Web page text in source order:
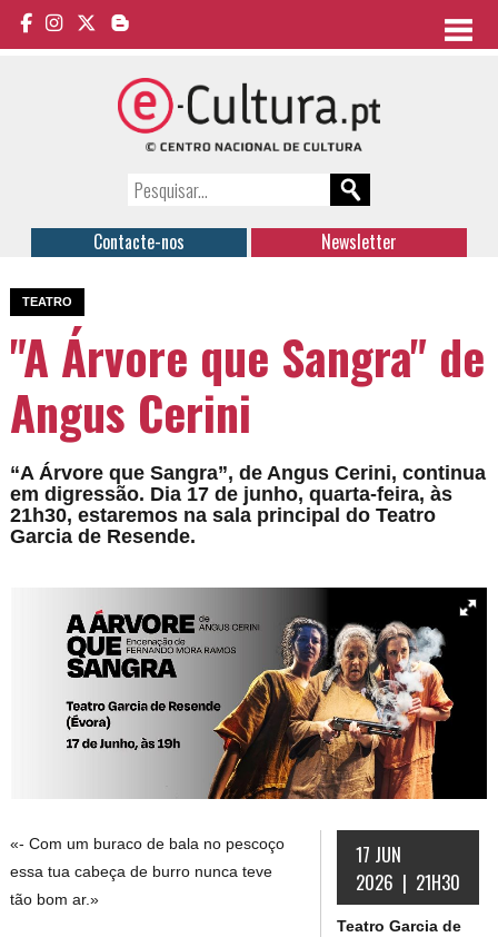
Contacte-nos Newsletter
TEATRO
"A Árvore que Sangra" de
Angus Cerini
“A Árvore que Sangra”, de Angus Cerini, continua
em digressão. Dia 17 de junho, quarta-feira, às
21h30, estaremos na sala principal do Teatro
Garcia de Resende.
17 JUN
2026 | 21H30
Teatro Garcia de
«- Com um buraco de bala no pescoço
essa tua cabeça de burro nunca teve
tão bom ar.»